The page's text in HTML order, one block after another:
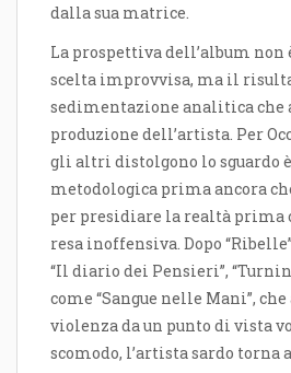
dalla sua matrice.
La prospettiva dell’album
scelta improvvisa, ma il
sedimentazione analitica che
produzione dell’artista. Per
gli altri distolgono lo sguardo
metodologica prima ancora
per presidiare la realtà prima
resa inoffensiva. Dopo
“Il diario dei Pensieri”,
come “Sangue nelle Mani”,
violenza da un punto di vista
scomodo, l’artista sardo torna